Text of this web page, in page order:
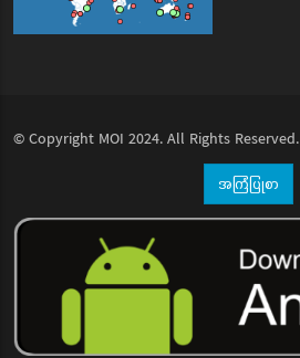
© Copyright MOI 2024. All Rights Reserved.
အကြံပြုစာ